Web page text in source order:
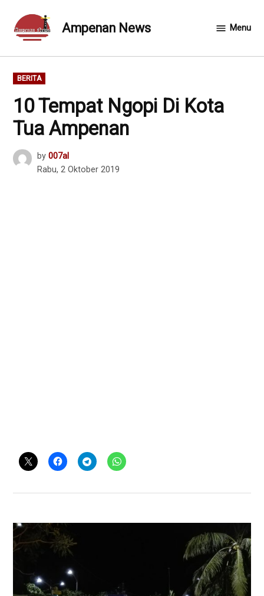
content
Ampenan News Menu
POSTED
IN
BERITA
10 Tempat Ngopi Di Kota
Tua Ampenan
by 007al
Rabu, 2 Oktober 2019